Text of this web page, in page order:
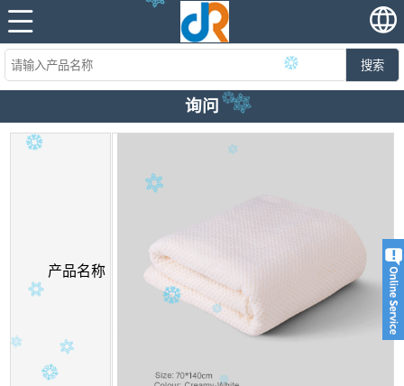
搜索
询问
产品名称